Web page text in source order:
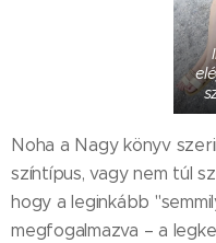
Noha a Nagy könyv
színtípus, vagy nem túl
hogy a leginkább
megfogalmazva – a